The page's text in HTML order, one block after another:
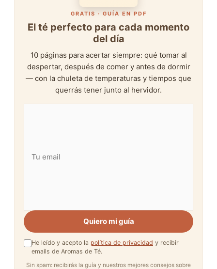
GRATIS · GUÍA EN PDF
El té perfecto para cada momento
del día
10 páginas para acertar siempre: qué tomar al
despertar, después de comer y antes de dormir
— con la chuleta de temperaturas y tiempos que
querrás tener junto al hervidor.
Quiero mi guía
He leído y acepto la política de privacidad y recibir
emails de Aromas de Té.
Sin spam: recibirás la guía y nuestros mejores consejos sobre